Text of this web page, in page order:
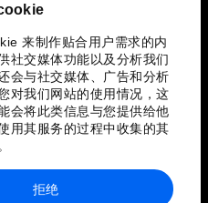
来制作贴合用户需求的内
社交媒体功能以及分析我们
会与社交媒体、广告和分析
对我们网站的使用情况，这
会将此类信息与您提供给他
用其服务的过程中收集的其
拒绝